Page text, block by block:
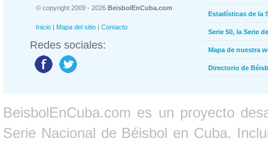
© copyright 2009 - 2026 BeisbolEnCuba.com
Inicio | Mapa del sitio | Contacto
Redes sociales:
Estadísticas de la
Serie 50, la Serie
Mapa de nuestra
Directorio de
BeisbolEnCuba.com es un proyecto
Serie Nacional de Béisbol en Cuba.